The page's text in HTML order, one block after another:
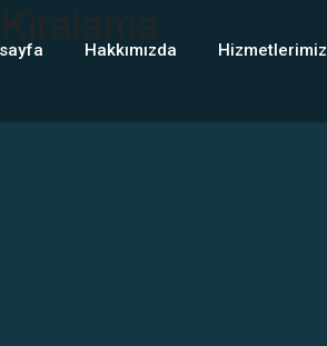
Hakkımızda Hizmetlerimiz